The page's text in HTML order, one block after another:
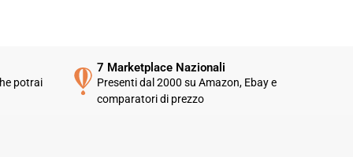
potrai
7 Marketplace Nazionali
Presenti dal 2000 su Amazon, Ebay e
comparatori di prezzo